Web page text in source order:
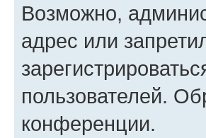
Возможно,
адрес или
пользователей.
конференции.